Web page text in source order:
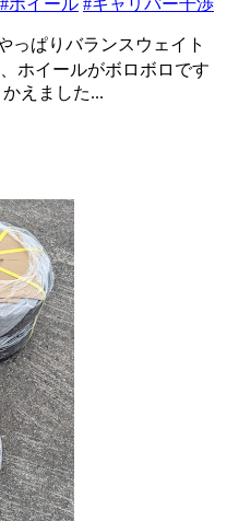
#ホイール #キャリパー干渉
っぱりバランスウェイト
ホイールがボロボロです
えました...